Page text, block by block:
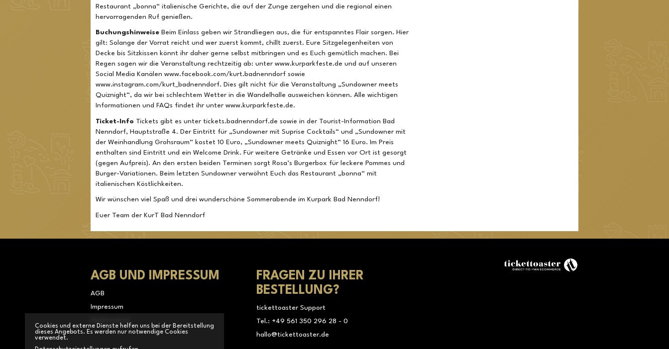
Restaurant „bonna“ italienische Gerichte, die auf der Zunge zergehen und die regional einen
hervorragenden Ruf genießen.
Buchungshinweise Beim Einlass geben wir Strandliegen aus, die für entspanntes Flair sorgen. Hier
gilt: Solange der Vorrat reicht und wer zuerst kommt, chillt zuerst. Eure Sitzgelegenheiten von
Decke bis Sitzkissen könnt ihr daher gerne selbst mitbringen und es Euch gemütlich machen. Bei
Regen sagen wir die Veranstaltung rechtzeitig ab: unter www.kurparkfeste.de und auf unseren
Social Media Kanälen www.facebook.com/kurt.badnenndorf sowie
www.instagram.com/kurt_badnenndorf. Dies gilt nicht für die Veranstaltung „Sundowner meets
Quiznight“, da wir bei schlechtem Wetter in die Wandelhalle ausweichen können. Alle wichtigen
Informationen und FAQs findet ihr unter www.kurparkfeste.de.
Ticket-Info Tickets gibt es unter tickets.badnenndorf.de sowie in der Tourist-Information Bad
Nenndorf, Hauptstraße 4. Der Eintritt für „Sundowner mit Suprise Cocktails“ und „Sundowner mit
der Weinhandlung Grohsraum“ kostet 10 Euro, „Sundowner meets Quiznight“ 16 Euro. Im Preis
enthalten sind Eintritt und ein Welcome Drink. Für weitere Getränke und Essen vor Ort ist gesorgt
(gegen Aufpreis). An den ersten beiden Terminen sorgt Rosa’s Burgerbox für leckere Pommes und
Burger-Variationen. Beim letzten Sundowner verwöhnt Euch das Restaurant „bonna“ mit
italienischen Köstlichkeiten.
Wir wünschen viel Spaß und drei wunderschöne Sommerabende im Kurpark Bad Nenndorf!
Euer Team der KurT Bad Nenndorf
AGB UND IMPRESSUM
AGB
Impressum
FRAGEN ZU IHRER
BESTELLUNG?
tickettoaster Support
Tel.: +49 561 350 296 28 - 0
hallo@tickettoaster.de
Cookies und externe Dienste helfen uns bei der Bereitstellung
dieses Angebots. Es werden nur notwendige Cookies
verwendet.